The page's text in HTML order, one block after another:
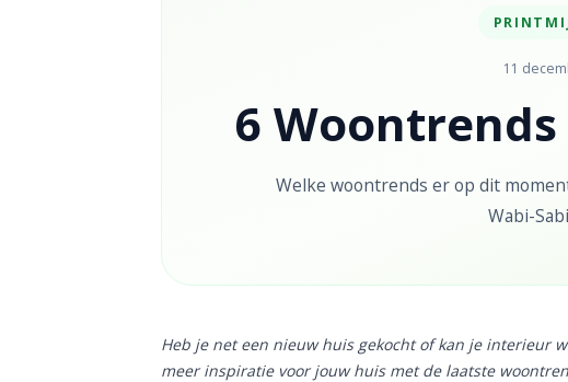
11
6
Welke woontrends er op dit
Wabi-
Heb je net een nieuw huis gekocht of kan je interieur
meer inspiratie voor jouw huis met de laatste